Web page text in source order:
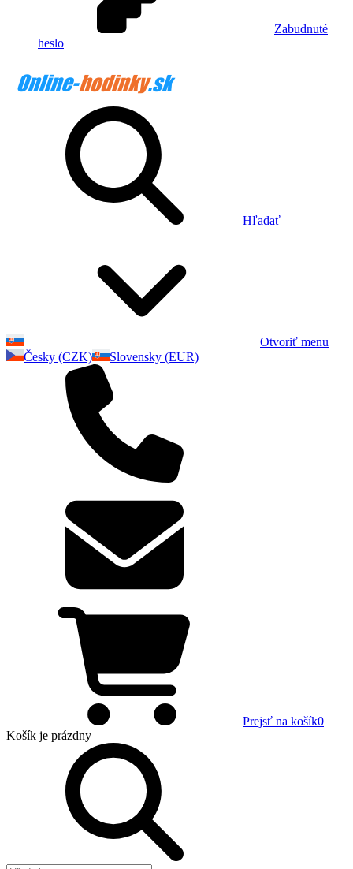
Zabudnuté
heslo
Hľadať
Otvoriť menu
Česky (CZK)
Slovensky (EUR)
Prejsť na košík0
Košík je prázdny